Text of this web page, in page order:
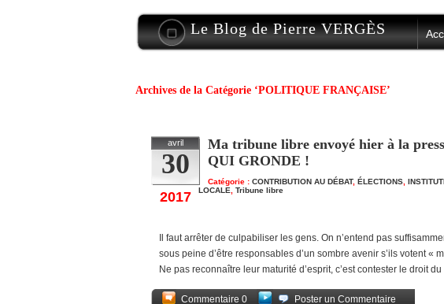
Le Blog de Pierre VERGÈS
Archives de la Catégorie ‘POLITIQUE FRANÇAISE’
avril
30
2017
Ma tribune libre envoyé hier à la
QUI GRONDE !
Catégorie : CONTRIBUTION AU DÉBAT, ÉLECTIONS
LOCALE
Tribune libre
Il faut arrêter de culpabiliser les gens. On n’entend pas
sous peine d’être responsables d’un sombre avenir s’ils votent
Ne pas reconnaître leur maturité d’esprit, c’est contester le droit
Commentaire 0
Poster un Commentaire